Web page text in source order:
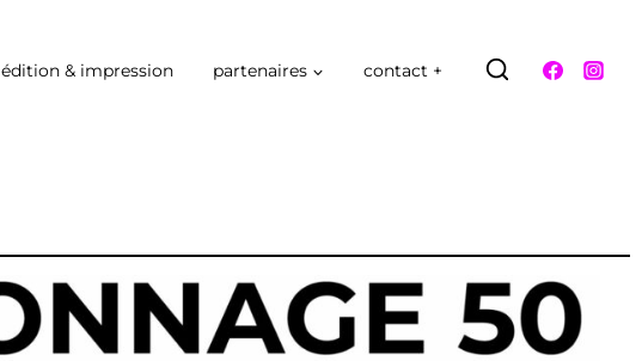
édition & impression partenaires contact +